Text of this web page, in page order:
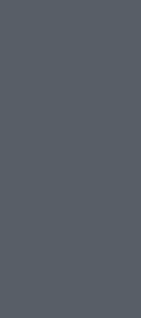
Χαμηλότερος ο
πιέσεις από το